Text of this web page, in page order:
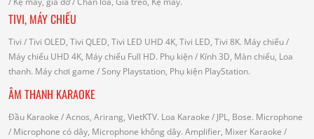
TIVI, MÁY CHIẾU
Tivi / Tivi OLED, Tivi QLED, Tivi LED UHD 4K, Tivi LED, Tivi 8K. Máy chiếu/
Máy chiếu UHD 4K, Máy chiếu Full HD. Phụ kiện/ Kính 3D, Màn chiếu, Loa
thanh. Máy chơi game / Sony Playstation, Phụ kiện PlayStation.
ÂM THANH KARAOKE
Đầu Karaoke / Acnos, Arirang, VietKTV. Loa Karaoke / JPL, Bose. Microphone
/ Microphone có dây, Microphone không dây. Amplifier, Mixer Karaoke /